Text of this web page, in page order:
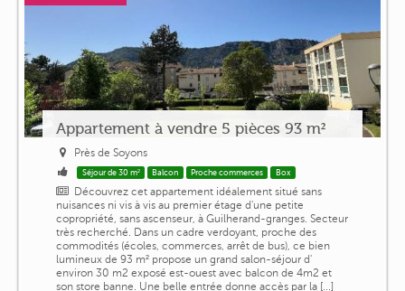
Appartement à vendre 5 pièces 93 m²
Près de Soyons
Séjour de 30 m² Balcon Proche commerces Box
Découvrez cet appartement idéalement situé sans
nuisances ni vis à vis au premier étage d'une petite
copropriété, sans ascenseur, à Guilherand-granges. Secteur
très recherché. Dans un cadre verdoyant, proche des
commodités (écoles, commerces, arrêt de bus), ce bien
lumineux de 93 m² propose un grand salon-séjour d'
environ 30 m2 exposé est-ouest avec balcon de 4m2 et
son store banne. Une belle entrée donne accès par la [...]